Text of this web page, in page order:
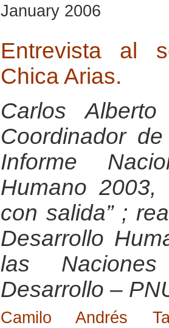
January 2006
Entrevista al
Chica Arias.
Carlos
Coordinador
Informe
Humano 2003,
con salida” ;
Desarrollo
las
Desarrollo –
Camilo Andrés